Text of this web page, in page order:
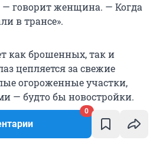
0
— говорит женщина. — Когда
в трансе».
как брошенных, так и
цепляется за свежие
огороженные участки,
— будто бы новостройки.
это законсервированные
для «Азов-Сити».